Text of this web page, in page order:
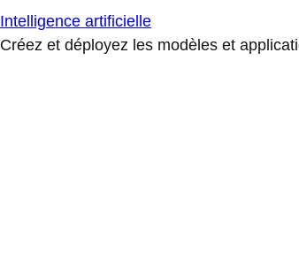
Intelligence artificielle
Créez et déployez les modèles et